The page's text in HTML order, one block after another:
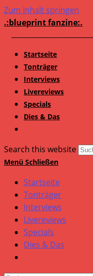
Zum Inhalt springen
.:blueprint fanzine:.
Startseite
Tonträger
Interviews
Livereviews
Specials
Dies & Das
Search this website
Menü Schließen
Startseite
Tonträger
Interviews
Livereviews
Specials
Dies & Das